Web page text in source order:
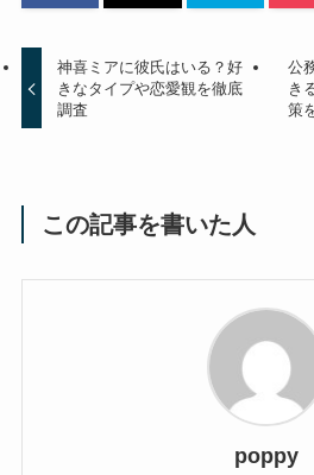
神喜ミアに彼氏はいる？好
きなタイプや恋愛観を徹底
調査
公
き
策
この記事を書いた人
poppy